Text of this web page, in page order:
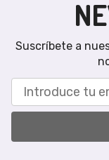
Suscríbete a